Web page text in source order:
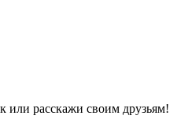
или расскажи своим друзьям!